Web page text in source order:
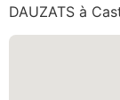
DAUZATS à